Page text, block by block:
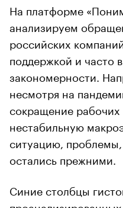
На платформе
анализируем
российских
поддержкой и часто
закономерности.
несмотря на
сокращение
нестабильную
ситуацию,
остались прежними.
Синие столбцы